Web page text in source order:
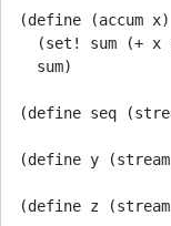
(define (accum x)
(set! sum (+ x
  sum)
(define seq
(define y
(define z